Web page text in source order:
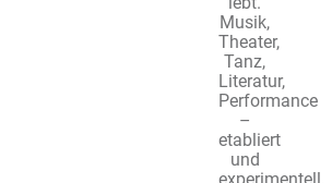
Musik,
Theater,
Tanz,
Literatur,
Performance
–
etabliert
und